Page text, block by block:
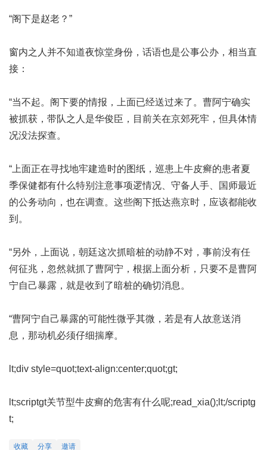
“阁下是赵老？”
窗内之人并不知道夜惊堂身份，话语也是公事公办，相当直
接：
“当不起。阁下要的情报，上面已经送过来了。曹阿宁确实
被抓获，带队之人是华俊臣，目前关在京郊死牢，但具体情
况没法探查。
“上面正在寻找地牢建造时的图纸，巡患上牛皮癣的患者夏
季保健都有什么特别注意事项逻情况、守备人手、国师最近
的公务动向，也在调查。这些阁下抵达燕京时，应该都能收
到。
“另外，上面说，朝廷这次抓暗桩的动静不对，事前没有任
何征兆，忽然就抓了曹阿宁，根据上面分析，只要不是曹阿
宁自己暴露，就是收到了暗桩的确切消息。
“曹阿宁自己暴露的可能性微乎其微，若是有人故意送消
息，那动机必须仔细揣摩。
lt;div style=quot;text-align:center;quot;gt;
lt;scriptgt关节型牛皮癣的危害有什么呢;read_xia();lt;/scriptg
t;
收藏 分享 邀请